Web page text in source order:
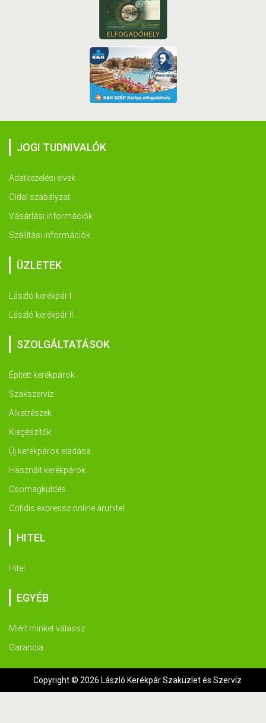
JOGI TUDNIVALÓK
Adatkezelési elvek
Oldal szabályzat
Vásárlási információk
Szállítási információk
ÜZLETEK
László kerékpár I.
László kerékpár II.
SZOLGÁLTATÁSOK
Épített kerékpárok
Szakszervíz
Alkatrészek
Kiegészítők
Új kerékpárok eladása
Használt kerékpárok
Csomagküldés
Cofidis expressz online áruhitel
HITEL
Hitel
EGYÉB
Miért minket válassz
Garancia
Copyright © 2026 László Kerékpár Szaküzlet és Szervíz